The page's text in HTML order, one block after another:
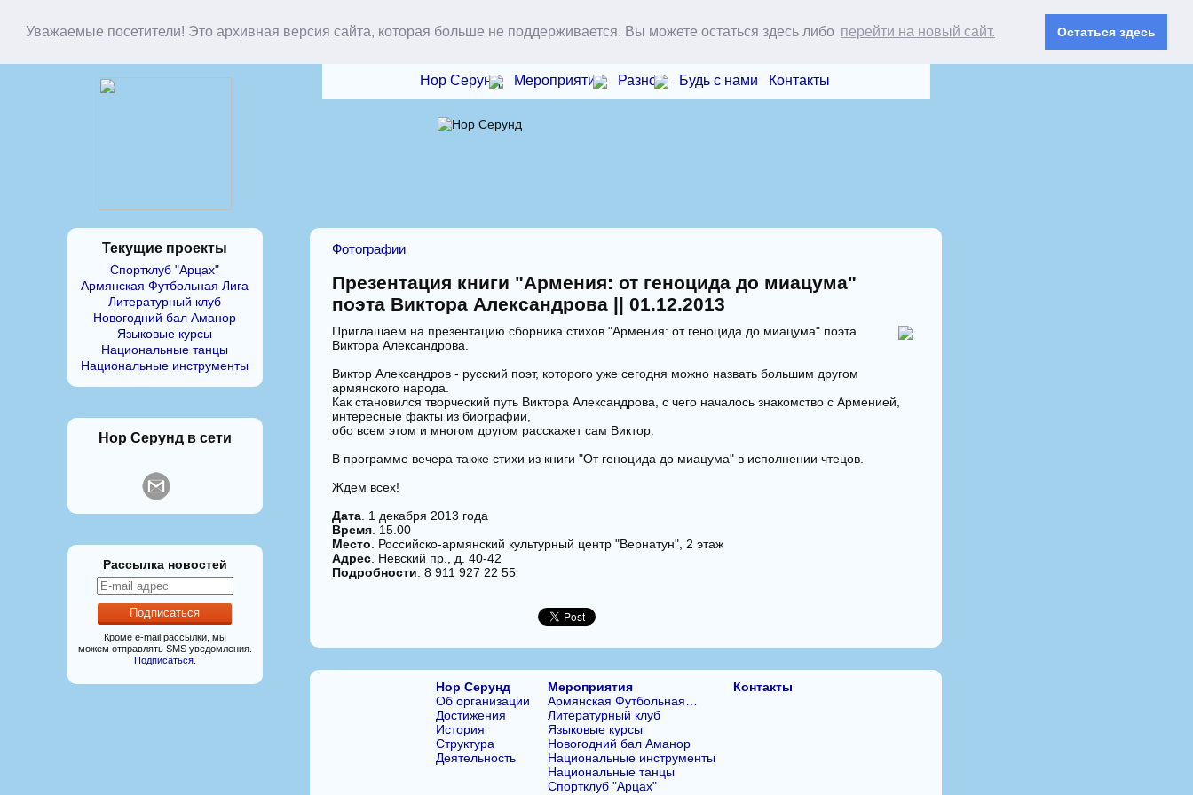
Уважаемые посетители! Это архивная версия сайта, которая больше не поддерживается. Вы можете остаться здесь либо перейти на новый сайт. Остаться здесь
Нор Серунд Мероприятия Разное Будь с нами Контакты
Текущие проекты
Спортклуб "Арцах"
Армянская Футбольная Лига
Литературный клуб
Новогодний бал Аманор
Языковые курсы
Национальные танцы
Национальные инструменты
Нор Серунд в сети
Рассылка новостей
Кроме e-mail рассылки, мы
можем отправлять SMS уведомления.
Подписаться.
Фотографии
Презентация книги "Армения: от геноцида до миацума"
поэта Виктора Александрова || 01.12.2013
Приглашаем на презентацию сборника стихов "Армения: от геноцида до миацума" поэта
Виктора Александрова.
Виктор Александров - русский поэт, которого уже сегодня можно назвать большим другом
армянского народа.
Как становился творческий путь Виктора Александрова, с чего началось знакомство с Арменией,
интересные факты из биографии,
обо всем этом и многом другом расскажет сам Виктор.
В программе вечера также стихи из книги "От геноцида до миацума" в исполнении чтецов.
Ждем всех!
Дата . 1 декабря 2013 года
Время . 15.00
Место . Российско-армянский культурный центр "Вернатун", 2 этаж
Адрес . Невский пр., д. 40-42
Подробности . 8 911 927 22 55
Нор Серунд
Об организации
Достижения
История
Структура
Деятельность
Мероприятия
Армянская Футбольная…
Литературный клуб
Языковые курсы
Новогодний бал Аманор
Национальные инструменты
Национальные танцы
Спортклуб "Арцах"
Контакты